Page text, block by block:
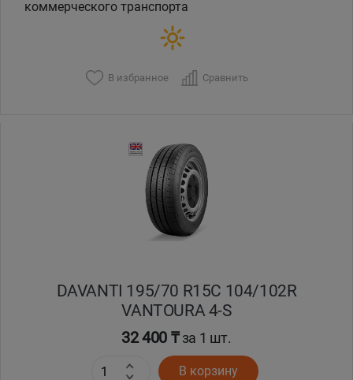
коммерческого транспорта
В избранное Сравнить
DAVANTI 195/70 R15C 104/102R
VANTOURA 4-S
32 400 ₸за 1 шт.
В корзину